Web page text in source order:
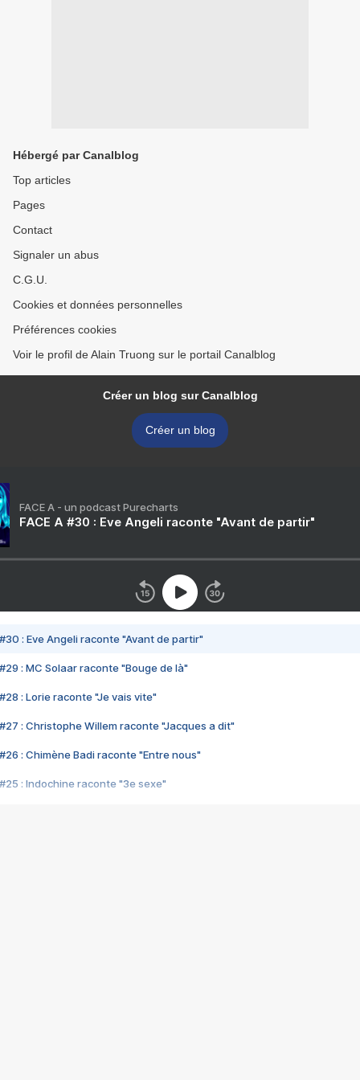
Hébergé par Canalblog
Top articles
Pages
Contact
Signaler un abus
C.G.U.
Cookies et données personnelles
Préférences cookies
Voir le profil de Alain Truong sur le portail Canalblog
Créer un blog sur Canalblog
Créer un blog
FACE A - un podcast Purecharts
FACE A #30 : Eve Angeli raconte "Avant de partir"
#30 : Eve Angeli raconte "Avant de partir"
#29 : MC Solaar raconte "Bouge de là"
#28 : Lorie raconte "Je vais vite"
#27 : Christophe Willem raconte "Jacques a dit"
#26 : Chimène Badi raconte "Entre nous"
#25 : Indochine raconte "3e sexe"